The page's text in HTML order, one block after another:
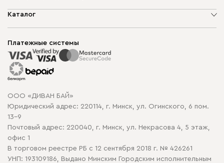
О компании
Способы оплаты
Рассрочка и кредит
Гарантия
Карта сайта
Политика конфиденциальности
Политика в отношении обработки cookie
Каталог
Корпусная мебель
Распродажа мебели
Платежные системы
ООО «ДИВАН БАЙ»
Юридический адрес: 220114, г. Минск, ул. Огинского, 6 пом.
13-9
Почтовый адрес: 220040, г. Минск, ул. Некрасова 4, 5 этаж,
офис 1
В торговом реестре РБ с 12 сентября 2018 г. № 426261
УНП: 193109186, Выдано Минским Городским исполнительным